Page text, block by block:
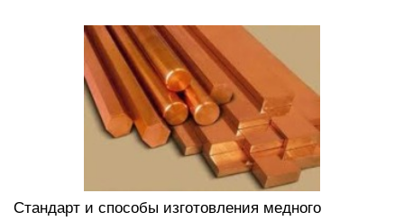
Стандарт и способы изготовления медного